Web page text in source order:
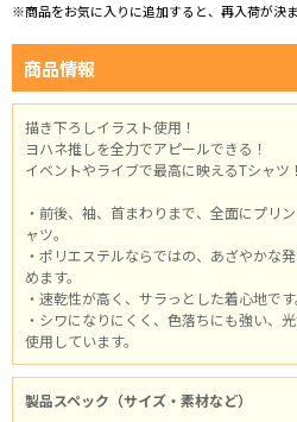
※商品をお気に入りに追加すると、再入荷が決
商品情報
描き下ろしイラスト使用！
ヨハネ推しを全力でアピールできる！
イベントやライブで最高に映えるTシャツ！
・前後、袖、首まわりまで、全面にプリ
ャツ。
・ポリエステルならではの、あざやかな
めます。
・速乾性が高く、サラっとした着心地です
・シワになりにくく、色落ちにも強い、
使用しています。
製品スペック（サイズ・素材など）